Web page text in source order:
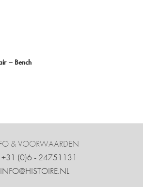
– Bench
& VOORWAARDEN
‍(0)6 - 24751131
INFO@HISTOIRE.NL